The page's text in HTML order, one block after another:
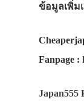
ข้อมูลเพิ่ม
Fanpage :
Japan555